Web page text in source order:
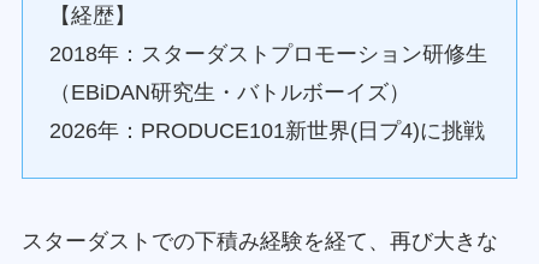
【経歴】
2018年：スターダストプロモーション研修生
（EBiDAN研究生・バトルボーイズ）
2026年：PRODUCE101新世界(日プ4)に挑戦
スターダストでの下積み経験を経て、再び大きな